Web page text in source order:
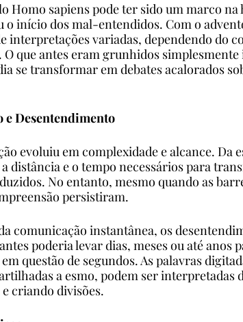
Homo sapiens pode ter sido um marco na
início dos mal-entendidos. Com o
interpretações variadas, dependendo do
que antes eram grunhidos
se transformar em debates acalorados
e Desentendimento
evoluiu em complexidade e alcance. Da
distância e o tempo necessários para
No entanto, mesmo quando as
persistiram.
comunicação instantânea, os
poderia levar dias, meses ou até anos
questão de segundos. As palavras
a esmo, podem ser interpretadas
criando divisões.